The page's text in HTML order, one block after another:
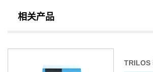
压喷射原理，短时间内产生强大的剪切
相关产品